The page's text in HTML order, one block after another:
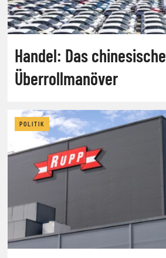
Handel: Das chinesische
Überrollmanöver
POLITIK